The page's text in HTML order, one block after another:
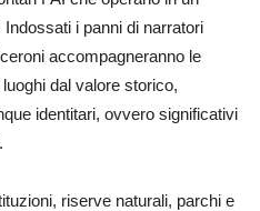
i panni di narratori
accompagneranno le
dal valore storico,
identitari, ovvero significativi
riserve naturali, parchi e